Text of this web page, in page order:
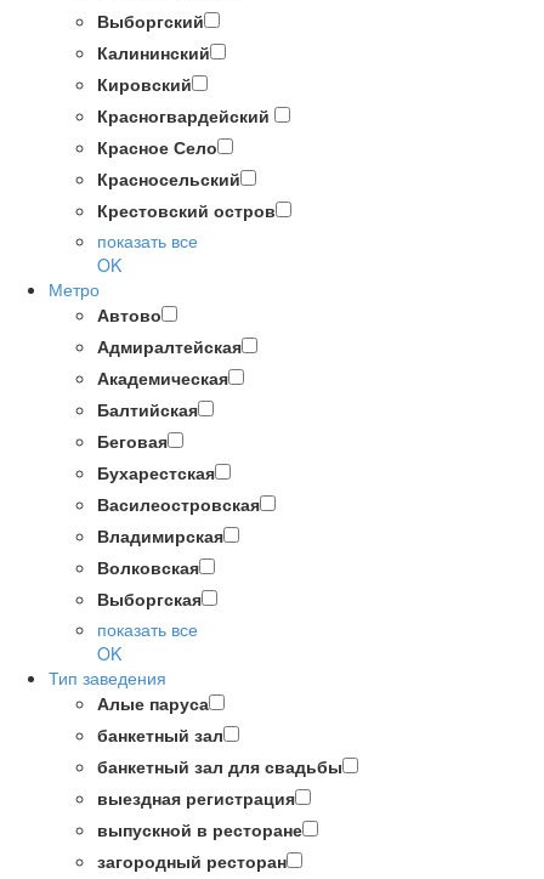
Выборгский
Калининский
Кировский
Красногвардейский
Красное Село
Красносельский
Крестовский остров
показать все
OK
Метро
Автово
Адмиралтейская
Академическая
Балтийская
Беговая
Бухарестская
Василеостровская
Владимирская
Волковская
Выборгская
показать все
OK
Тип заведения
Алые паруса
банкетный зал
банкетный зал для свадьбы
выездная регистрация
выпускной в ресторане
загородный ресторан